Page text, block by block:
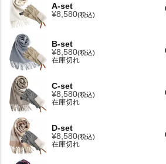
A-set
¥8,580 税込
B-set
¥8,580 税込
在庫切れ
C-set
¥8,580 税込
在庫切れ
D-set
¥8,580 税込
在庫切れ